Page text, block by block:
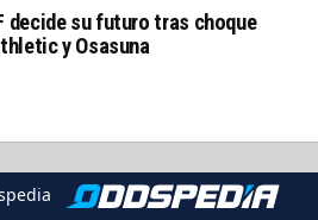
decide su futuro tras choque
y Osasuna